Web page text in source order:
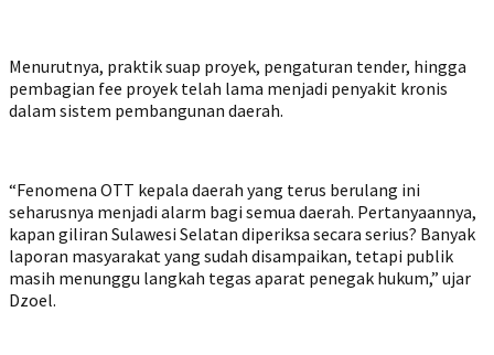
Menurutnya, praktik suap proyek, pengaturan tender, hingga
pembagian fee proyek telah lama menjadi penyakit kronis
dalam sistem pembangunan daerah.
“Fenomena OTT kepala daerah yang terus berulang ini
seharusnya menjadi alarm bagi semua daerah. Pertanyaannya,
kapan giliran Sulawesi Selatan diperiksa secara serius? Banyak
laporan masyarakat yang sudah disampaikan, tetapi publik
masih menunggu langkah tegas aparat penegak hukum,” ujar
Dzoel.